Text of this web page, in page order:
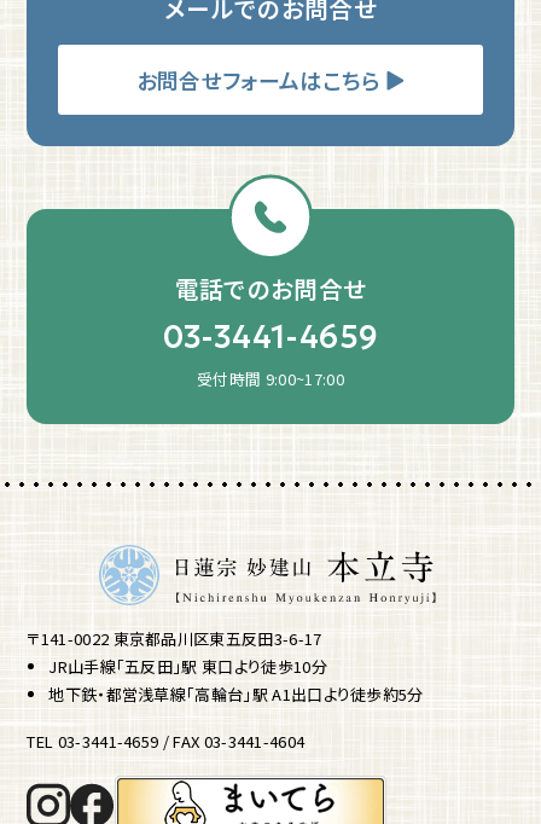
メールでのお問合せ
お問合せフォームはこちら
電話でのお問合せ
03-3441-4659
受付時間 9:00~17:00
〒141-0022 東京都品川区東五反田3-6-17
JR山手線「五反田」駅 東口より徒歩10分
地下鉄・都営浅草線「高輪台」駅 A1出口より徒歩約5分
TEL 03-3441-4659 / FAX 03-3441-4604